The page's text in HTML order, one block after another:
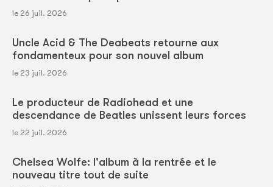
le 26 juil. 2026
Uncle Acid & The Deabeats retourne aux
fondamenteux pour son nouvel album
le 23 juil. 2026
Le producteur de Radiohead et une
descendance de Beatles unissent leurs forces
le 22 juil. 2026
Chelsea Wolfe: l'album à la rentrée et le
nouveau titre tout de suite